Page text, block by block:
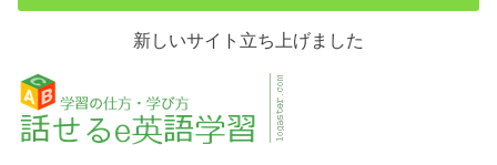
新しいサイト立ち上げました